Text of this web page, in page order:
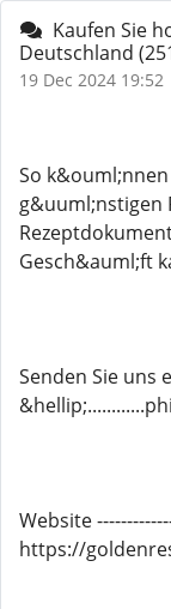
Kaufen Sie
Deutschland
19 Dec 2024 19:52
So
g&uuml;nstigen
Gesch&auml;ft
Senden Sie uns
Website
https://